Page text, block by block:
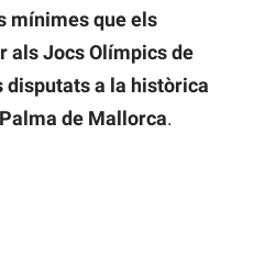
mínimes que els
als Jocs Olímpics de
a la històrica
de Mallorca.